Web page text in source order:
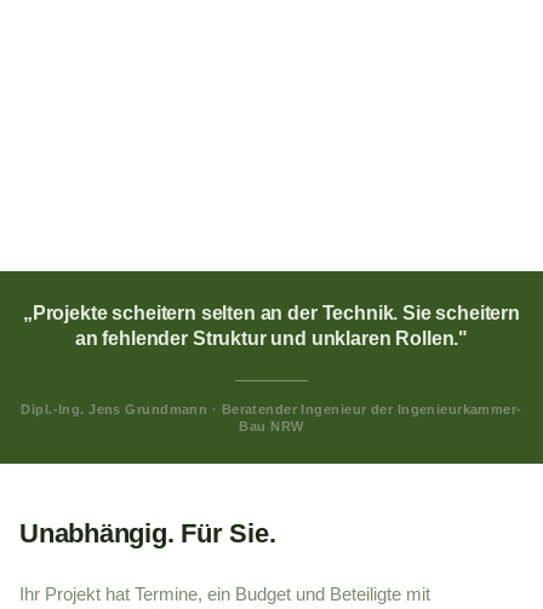
„Projekte scheitern selten an der Technik. Sie scheitern
an fehlender Struktur und unklaren Rollen."
Dipl.-Ing. Jens Grundmann · Beratender Ingenieur der Ingenieurkammer-
Bau NRW
Unabhängig. Für Sie.
Ihr Projekt hat Termine, ein Budget und Beteiligte mit